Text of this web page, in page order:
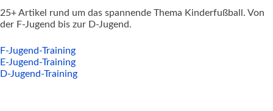
25+ Artikel rund um das spannende Thema Kinderfußball. Von
der F-Jugend bis zur D-Jugend.
F-Jugend-Training
E-Jugend-Training
D-Jugend-Training